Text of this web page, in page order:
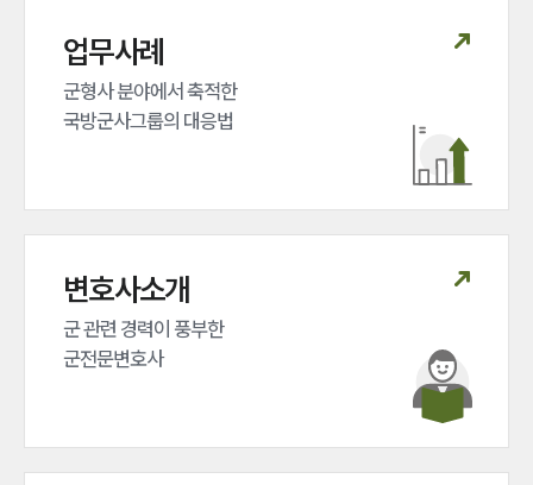
업무사례
군형사 분야에서 축적한
국방군사그룹의 대응법
변호사소개
군 관련 경력이 풍부한
군전문변호사